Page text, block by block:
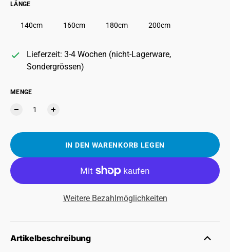
LÄNGE
140cm 160cm 180cm 200cm
Lieferzeit: 3-4 Wochen (nicht-Lagerware,
Sondergrössen)
MENGE
IN DEN WARENKORB LEGEN
Weitere Bezahlmöglichkeiten
Artikelbeschreibung